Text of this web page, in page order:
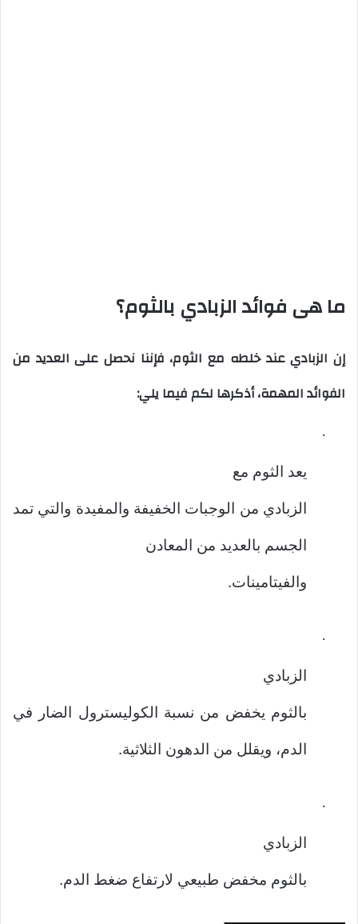
ما هى فوائد الزبادي بالثوم؟
إن الزبادي عند خلطه مع الثوم، فإننا نحصل على العديد من
الفوائد المهمة، أذكرها لكم فيما يلي:
·
يعد الثوم مع
الزبادي من الوجبات الخفيفة والمفيدة والتي تمد
الجسم بالعديد من المعادن
والفيتامينات.
·
الزبادي
بالثوم يخفض من نسبة الكوليسترول الضار في
الدم، ويقلل من الدهون الثلاثية.
·
الزبادي
بالثوم مخفض طبيعي لارتفاع ضغط الدم.